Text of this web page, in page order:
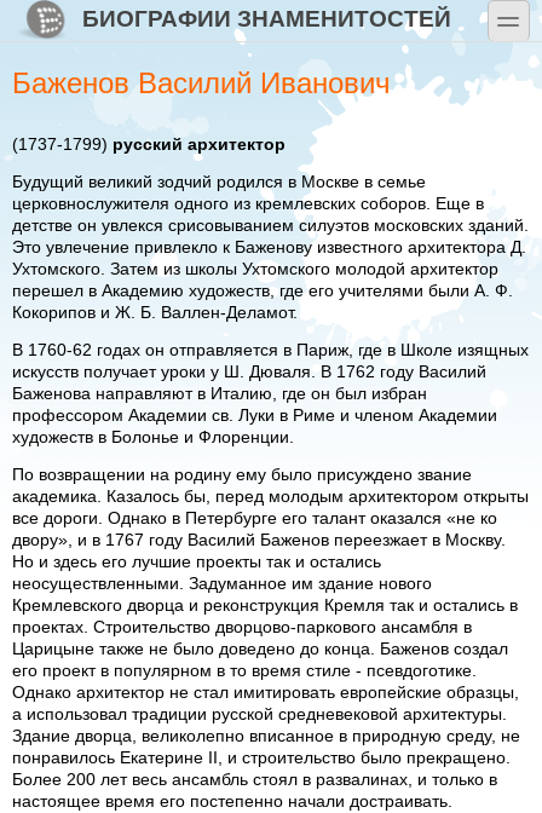
Перейти к основному содержанию
Skip to searchБИОГРАФИИ ЗНАМЕНИТОСТЕЙ toggle
Баженов Василий Иванович
(1737-1799) русский архитектор
Будущий великий зодчий родился в Москве в семье
церковнослужителя одного из кремлевских соборов. Еще в
детстве он увлекся срисовыванием силуэтов московских зданий.
Это увлечение привлекло к Баженову известного архитектора Д.
Ухтомского. Затем из школы Ухтомского молодой архитектор
перешел в Академию художеств, где его учителями были А. Ф.
Кокорипов и Ж. Б. Валлен-Деламот.
В 1760-62 годах он отправляется в Париж, где в Школе изящных
искусств получает уроки у Ш. Дюваля. В 1762 году Василий
Баженова направляют в Италию, где он был избран
профессором Академии св. Луки в Риме и членом Академии
художеств в Болонье и Флоренции.
По возвращении на родину ему было присуждено звание
академика. Казалось бы, перед молодым архитектором открыты
все дороги. Однако в Петербурге его талант оказался «не ко
двору», и в 1767 году Василий Баженов переезжает в Москву.
Но и здесь его лучшие проекты так и остались
неосуществленными. Задуманное им здание нового
Кремлевского дворца и реконструкция Кремля так и остались в
проектах. Строительство дворцово-паркового ансамбля в
Царицыне также не было доведено до конца. Баженов создал
его проект в популярном в то время стиле - псевдоготике.
Однако архитектор не стал имитировать европейские образцы,
а использовал традиции русской средневековой архитектуры.
Здание дворца, великолепно вписанное в природную среду, не
понравилось Екатерине II, и строительство было прекращено.
Более 200 лет весь ансамбль стоял в развалинах, и только в
настоящее время его постепенно начали достраивать.